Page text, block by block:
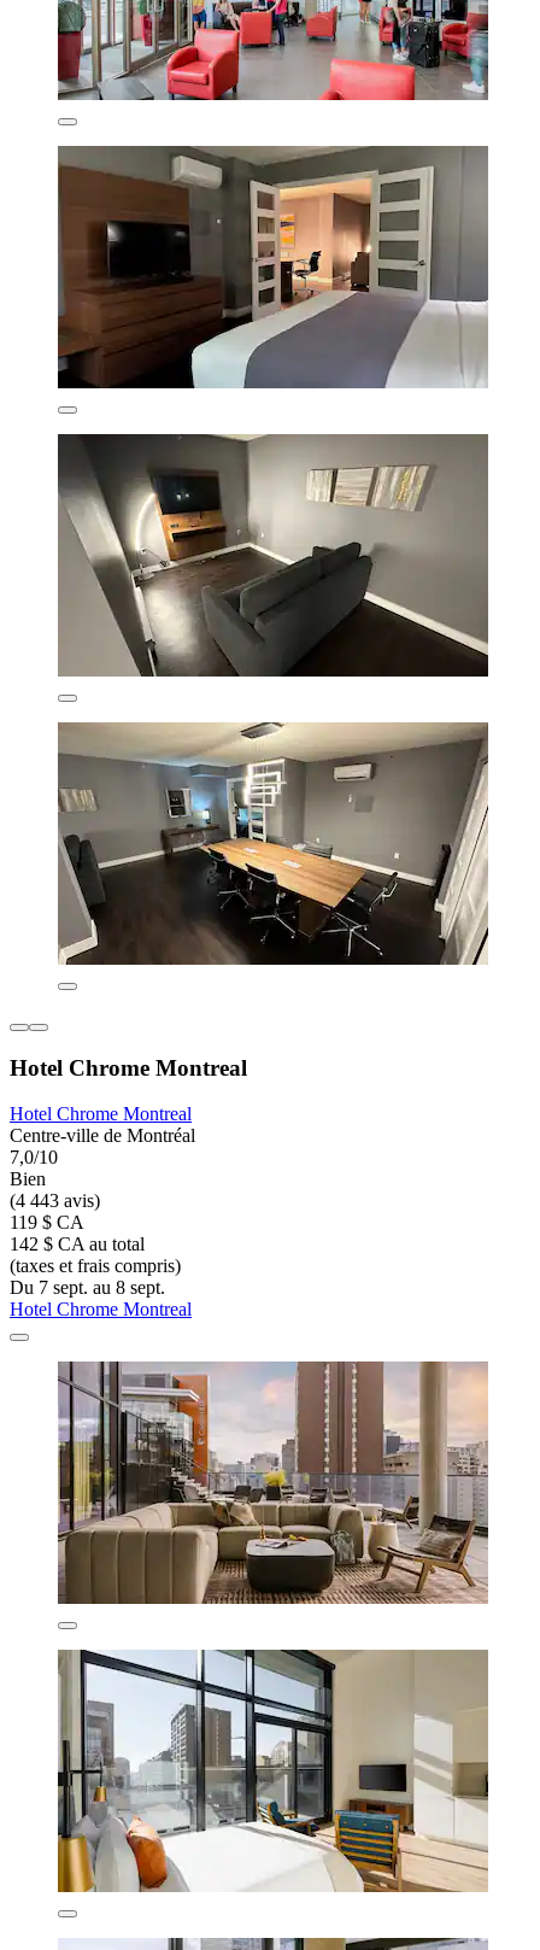
Hotel Chrome Montreal
Hotel Chrome Montreal
Centre-ville de Montréal
7,0/10
Bien
(4 443 avis)
119 $ CA
142 $ CA au total
(taxes et frais compris)
Du 7 sept. au 8 sept.
Hotel Chrome Montreal